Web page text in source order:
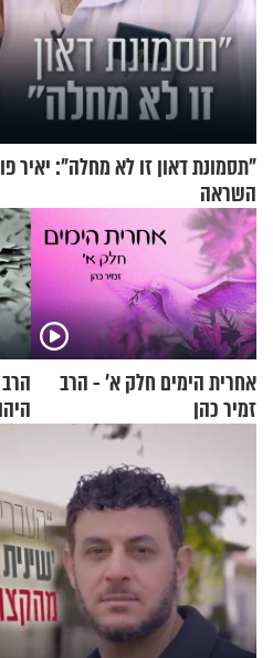
"תסמונת דאון זו לא מחלה": יאיר
השראה
אחרית הימים חלק א’ - הרב
זמיר כהן